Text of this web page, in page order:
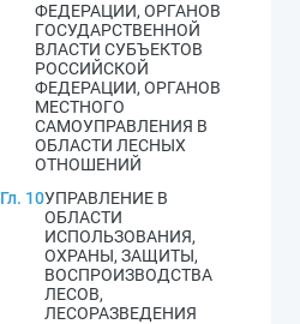
ФЕДЕРАЦИИ, ОРГАНОВ
ГОСУДАРСТВЕННОЙ
ВЛАСТИ СУБЪЕКТОВ
РОССИЙСКОЙ
ФЕДЕРАЦИИ, ОРГАНОВ
МЕСТНОГО
САМОУПРАВЛЕНИЯ В
ОБЛАСТИ ЛЕСНЫХ
ОТНОШЕНИЙ
Гл. 10УПРАВЛЕНИЕ В
ОБЛАСТИ
ИСПОЛЬЗОВАНИЯ,
ОХРАНЫ, ЗАЩИТЫ,
ВОСПРОИЗВОДСТВА
ЛЕСОВ,
ЛЕСОРАЗВЕДЕНИЯ